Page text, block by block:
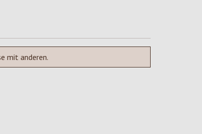
mit anderen.